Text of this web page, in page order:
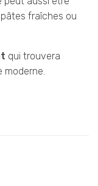
fraîches ou
qui trouvera